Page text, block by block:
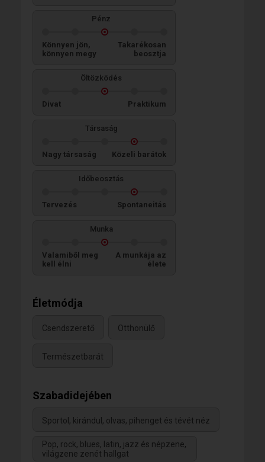
Pénz
Könnyen jön,
könnyen megy
Takarékosan
beosztja
Öltözködés
Divat Praktikum
Társaság
Nagy társaság Közeli barátok
Időbeosztás
Tervezés Spontaneitás
Munka
Valamiből meg
kell élni
A munkája az
élete
Életmódja
Csendszerető Otthonülő
Természetbarát
Szabadidejében
Sportol, kirándul, olvas, pihenget és tévét néz
Pop, rock, blues, latin, jazz és népzene,
világzene zenét hallgat